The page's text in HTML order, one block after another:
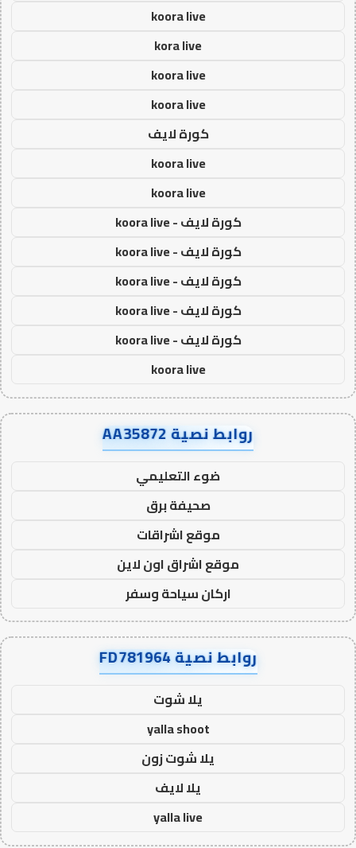
koora live
kora live
koora live
koora live
كورة لايف
koora live
koora live
كورة لايف - koora live
كورة لايف - koora live
كورة لايف - koora live
كورة لايف - koora live
كورة لايف - koora live
koora live
روابط نصية AA35872
ضوء التعليمي
صحيفة برق
موقع اشراقات
موقع اشراق اون لاين
اركان سياحة وسفر
روابط نصية FD781964
يلا شوت
yalla shoot
يلا شوت زون
يلا لايف
yalla live